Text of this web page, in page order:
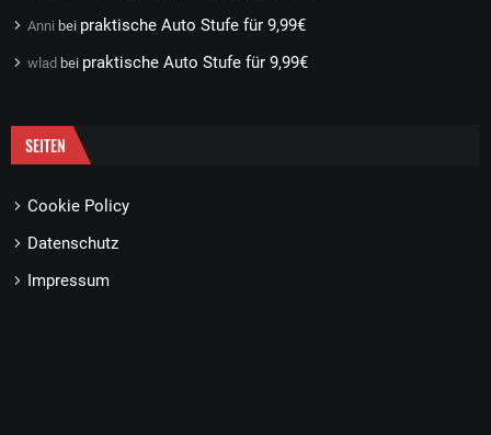
Anni bei praktische Auto Stufe für 9,99€
wlad bei praktische Auto Stufe für 9,99€
SEITEN
Cookie Policy
Datenschutz
Impressum